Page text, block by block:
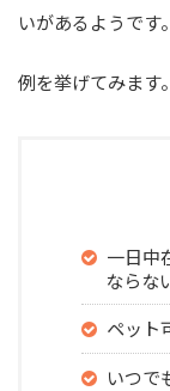
いがあるようです。
例を挙げてみます。
一日中
ならな
ペット
いつで